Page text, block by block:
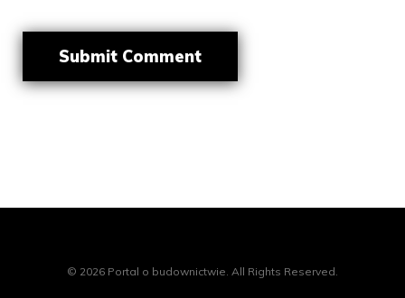
© 2026 Portal o budownictwie. All Rights Reserved.